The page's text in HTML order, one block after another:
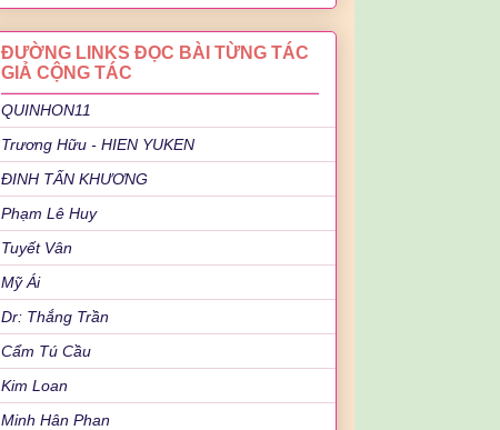
ĐƯỜNG LINKS ĐỌC BÀI TỪNG TÁC
GIẢ CỘNG TÁC
QUINHON11
Trương Hữu - HIEN YUKEN
ĐINH TẤN KHƯƠNG
Phạm Lê Huy
Tuyết Vân
Mỹ Ái
Dr: Thắng Trần
Cẩm Tú Cầu
Kim Loan
Minh Hân Phan